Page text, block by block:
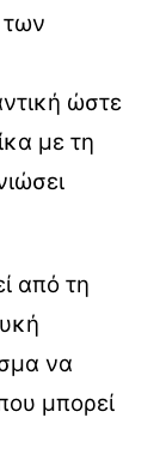
ώστε
με τη
από τη
να
μπορεί